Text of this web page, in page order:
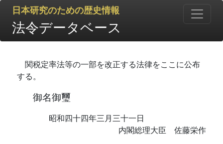
日本研究のための歴史情報
法令データベース
関税定率法等の一部を改正する法律をここに公布
する。
御名御璽
昭和四十四年三月三十一日
内閣総理大臣 佐藤栄作